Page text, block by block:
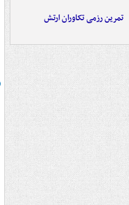
تمرین رزمی تکاوران ارتش